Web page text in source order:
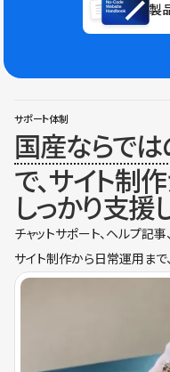
製
サポート体制
国産ならで
で、サイト制
しっかり支援
チャットサポート、ヘルプ記事
サイト制作から日常運用まで